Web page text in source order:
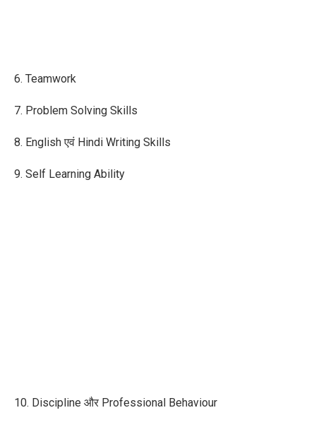
6. Teamwork
7. Problem Solving Skills
8. English एवं Hindi Writing Skills
9. Self Learning Ability
10. Discipline और Professional Behaviour